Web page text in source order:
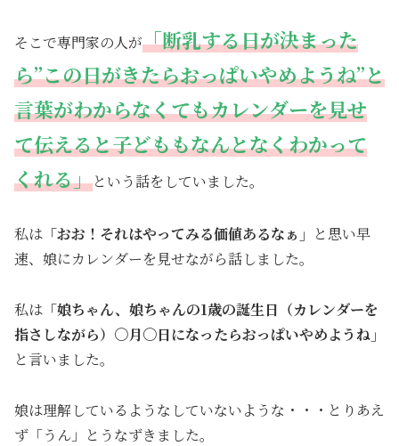
そこで専門家の人が「断乳する日が決まった
ら”この日がきたらおっぱいやめようね”と
言葉がわからなくてもカレンダーを見せ
て伝えると子どももなんとなくわかって
くれる」という話をしていました。
私は 「おお！それはやってみる価値あるなぁ」 と思い早
速、娘にカレンダーを見せながら話しました。
私は 「娘ちゃん、娘ちゃんの1歳の誕生日（カレンダーを
指さしながら）〇月〇日になったらおっぱいやめようね」
と言いました。
娘は理解しているようなしていないような・・・とりあえ
ず「うん」とうなずきました。